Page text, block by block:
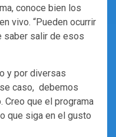
conoce bien los
vivo. “Pueden ocurrir
saber salir de esos
y por diversas
caso, debemos
Creo que el programa
que siga en el gusto